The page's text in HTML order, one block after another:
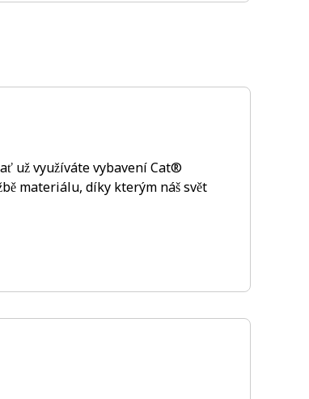
už využíváte vybavení Cat®
materiálu, díky kterým náš svět